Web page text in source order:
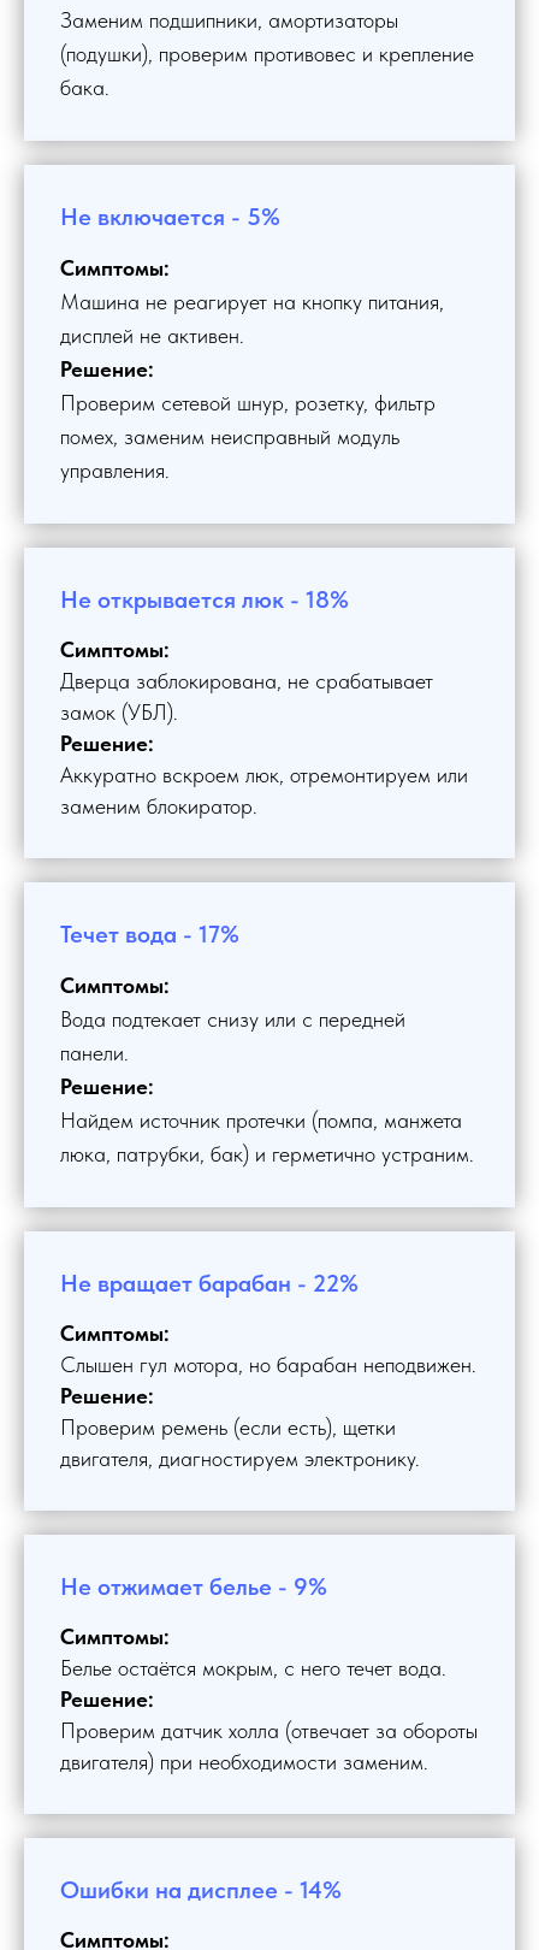
Заменим подшипники, амортизаторы
(подушки), проверим противовес и крепление
бака.
Не включается - 5%
Симптомы:
Машина не реагирует на кнопку питания,
дисплей не активен.
Решение:
Проверим сетевой шнур, розетку, фильтр
помех, заменим неисправный модуль
управления.
Не открывается люк - 18%
Симптомы:
Дверца заблокирована, не срабатывает
замок (УБЛ).
Решение:
Аккуратно вскроем люк, отремонтируем или
заменим блокиратор.
Течет вода - 17%
Симптомы:
Вода подтекает снизу или с передней
панели.
Решение:
Найдем источник протечки (помпа, манжета
люка, патрубки, бак) и герметично устраним.
Не вращает барабан - 22%
Симптомы:
Слышен гул мотора, но барабан неподвижен.
Решение:
Проверим ремень (если есть), щетки
двигателя, диагностируем электронику.
Не отжимает белье - 9%
Симптомы:
Белье остаётся мокрым, с него течет вода.
Решение:
Проверим датчик холла (отвечает за обороты
двигателя) при необходимости заменим.
Ошибки на дисплее - 14%
Симптомы: